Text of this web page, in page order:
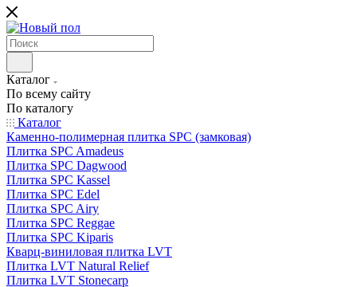
Каталог
По всему сайту
По каталогу
Каталог
Каменно-полимерная плитка SPC (замковая)
Плитка SPC Amadeus
Плитка SPC Dagwood
Плитка SPC Kassel
Плитка SPC Edel
Плитка SPC Airy
Плитка SPC Reggae
Плитка SPC Kiparis
Кварц-виниловая плитка LVT
Плитка LVT Natural Relief
Плитка LVT Stonecarp